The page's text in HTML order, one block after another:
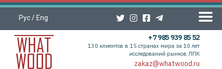
Рус/ Eng
+7 985 939 85 52
130 клиентов в 15 странах мира за 10 лет
исследований рынков ЛПК
zakaz@whatwood.ru